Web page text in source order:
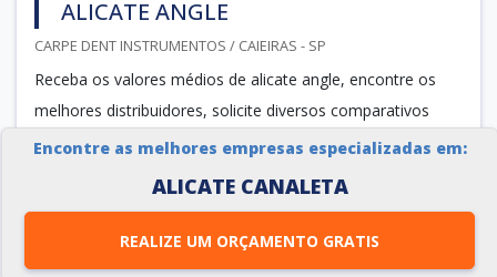
Encontre as melhores empresas especializadas em:
ALICATE CANALETA
REALIZE UM ORÇAMENTO GRATIS
ALICATE ANGLE
CARPE DENT INSTRUMENTOS / CAIEIRAS - SP
Receba os valores médios de alicate angle, encontre os
melhores distribuidores, solicite diversos comparativos
pela internet com mais de 50 fábricas ao mesmo tempo
Cotar agora